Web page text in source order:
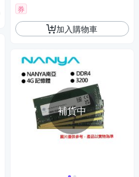
券
加入購物車
補貨中